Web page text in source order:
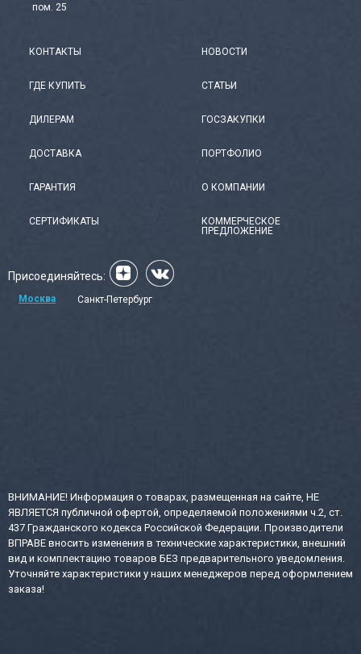
пом. 25
КОНТАКТЫ
ГДЕ КУПИТЬ
ДИЛЕРАМ
ДОСТАВКА
ГАРАНТИЯ
СЕРТИФИКАТЫ
НОВОСТИ
СТАТЬИ
ГОСЗАКУПКИ
ПОРТФОЛИО
О КОМПАНИИ
КОММЕРЧЕСКОЕ
ПРЕДЛОЖЕНИЕ
Присоединяйтесь:
Москва Санкт-Петербург
ВНИМАНИЕ! Информация о товарах, размещенная на сайте, НЕ
ЯВЛЯЕТСЯ публичной офертой, определяемой положениями ч.2, ст.
437 Гражданского кодекса Российской Федерации. Производители
ВПРАВЕ вносить изменения в технические характеристики, внешний
вид и комплектацию товаров БЕЗ предварительного уведомления.
Уточняйте характеристики у наших менеджеров перед оформлением
заказа!